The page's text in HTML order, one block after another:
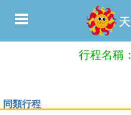
行程名稱：
同類行程